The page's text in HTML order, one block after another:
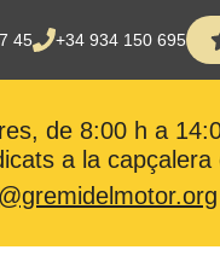
45 +34 934 150 695
de 8:00 h a
a la capçalera